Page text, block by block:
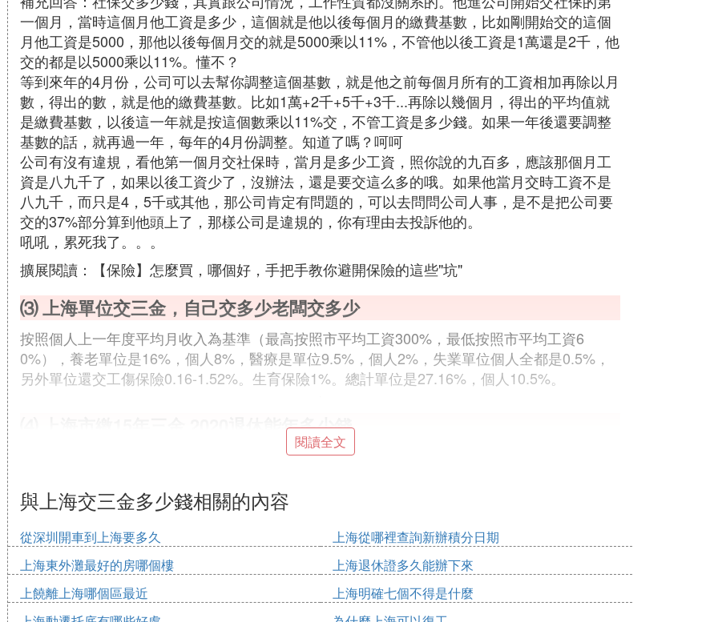
一個月，當時這個月他工資是多少，這個就是他以後每個月的繳費基數，比如剛開始交的這個
月他工資是5000，那他以後每個月交的就是5000乘以11%，不管他以後工資是1萬還是2千，他
交的都是以5000乘以11%。懂不？
等到來年的4月份，公司可以去幫你調整這個基數，就是他之前每個月所有的工資相加再除以月
數，得出的數，就是他的繳費基數。比如1萬+2千+5千+3千...再除以幾個月，得出的平均值就
是繳費基數，以後這一年就是按這個數乘以11%交，不管工資是多少錢。如果一年後還要調整
基數的話，就再過一年，每年的4月份調整。知道了嗎？呵呵
公司有沒有違規，看他第一個月交社保時，當月是多少工資，照你說的九百多，應該那個月工
資是八九千了，如果以後工資少了，沒辦法，還是要交這么多的哦。如果他當月交時工資不是
八九千，而只是4，5千或其他，那公司肯定有問題的，可以去問問公司人事，是不是把公司要
交的37%部分算到他頭上了，那樣公司是違規的，你有理由去投訴他的。
吼吼，累死我了。。。
擴展閱讀：【保險】怎麼買，哪個好，手把手教你避開保險的這些"坑"
⑶ 上海單位交三金，自己交多少老闆交多少
按照個人上一年度平均月收入為基準（最高按照市平均工資300%，最低按照市平均工資6
0%），養老單位是16%，個人8%，醫療是單位9.5%，個人2%，失業單位個人全都是0.5%，
另外單位還交工傷保險0.16-1.52%。生育保險1%。總計單位是27.16%，個人10.5%。
⑷ 上海市繳15年三金,2020退休能年多少錢
還需知道退休者性別，年齡，職業，職稱，社保賬戶中的資金，是否公務員或事業單位。
最准確的需要社保部門核定
謝謝你的提問
⑸ 自己繳納上海3險要多少錢
保險小編幫您解答，更多疑問可在線答疑。
2016年4月至2017年3月，上海社保最低繳費基數為3563元。
閱讀全文
與上海交三金多少錢相關的內容
從深圳開車到上海要多久
上海從哪裡查詢新辦積分日期
上海東外灘最好的房哪個樓
上海退休證多久能辦下來
上饒離上海哪個區最近
上海明確七個不得是什麼